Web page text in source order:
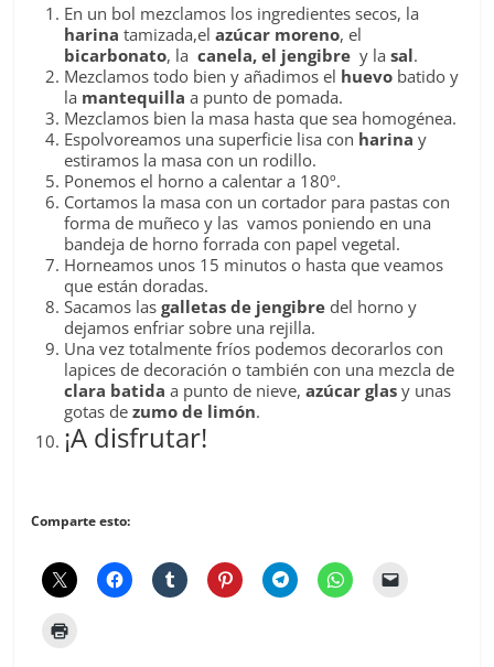
En un bol mezclamos los ingredientes secos, la
harina tamizada,elazúcar moreno, el
bicarbonato, lacanela, el jengibre y lasal.
Mezclamos todo bien y añadimos el huevo batido y
la mantequilla a punto de pomada.
Mezclamos bien la masa hasta que sea homogénea.
Espolvoreamos una superficie lisa con harina y
estiramos la masa con un rodillo.
Ponemos el horno a calentar a 180º.
Cortamos la masa con un cortador para pastas con
forma de muñeco y las vamos poniendo en una
bandeja de horno forrada con papel vegetal.
Horneamos unos 15 minutos o hasta que veamos
que están doradas.
Sacamos lasgalletas de jengibre del horno y
dejamos enfriar sobre una rejilla.
Una vez totalmente fríos podemos decorarlos con
lapices de decoración o también con una mezcla de
clara batida a punto de nieve,azúcar glas y unas
gotas dezumo de limón.
¡A disfrutar!
Comparte esto: